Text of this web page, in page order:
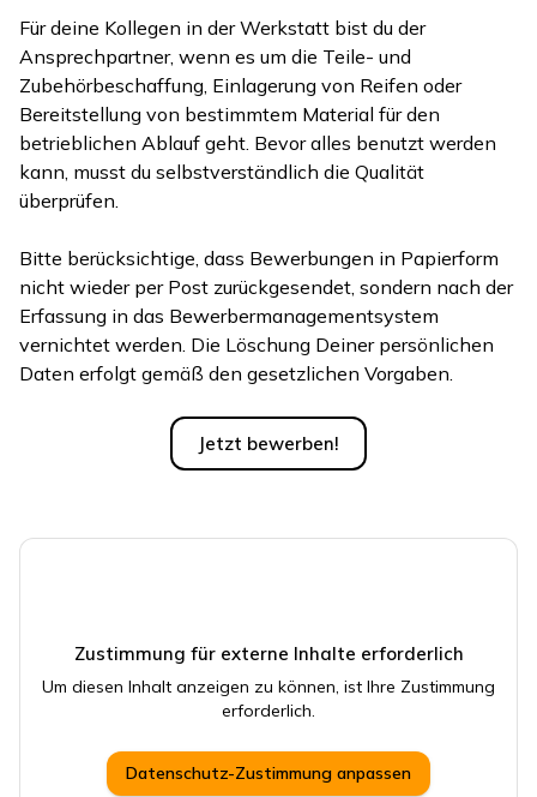
Für deine Kollegen in der Werkstatt bist du der
Ansprechpartner, wenn es um die Teile- und
Zubehörbeschaffung, Einlagerung von Reifen oder
Bereitstellung von bestimmtem Material für den
betrieblichen Ablauf geht. Bevor alles benutzt werden
kann, musst du selbstverständlich die Qualität
überprüfen.
Bitte berücksichtige, dass Bewerbungen in Papierform
nicht wieder per Post zurückgesendet, sondern nach der
Erfassung in das Bewerbermanagementsystem
vernichtet werden. Die Löschung Deiner persönlichen
Daten erfolgt gemäß den gesetzlichen Vorgaben.
Jetzt bewerben!
Zustimmung für externe Inhalte erforderlich
Um diesen Inhalt anzeigen zu können, ist Ihre Zustimmung
erforderlich.
Datenschutz-Zustimmung anpassen